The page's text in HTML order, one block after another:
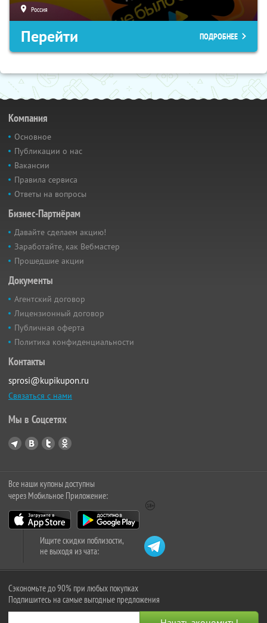
Россия
Перейти ПОДРОБНЕЕ
Компания
Основное
Публикации о нас
Вакансии
Правила сервиса
Ответы на вопросы
Бизнес-Партнёрам
Давайте сделаем акцию!
Заработайте, как Вебмастер
Прошедшие акции
Документы
Агентский договор
Лицензионный договор
Публичная оферта
Политика конфиденциальности
Контакты
sprosi@kupikupon.ru
Связаться с нами
Мы в Соцсетях
Все наши купоны доступны
через Мобильное Приложение:
Ищите скидки поблизости,
не выходя из чата:
Сэкономьте до 90% при любых покупках
Подпишитесь на самые выгодные предложения